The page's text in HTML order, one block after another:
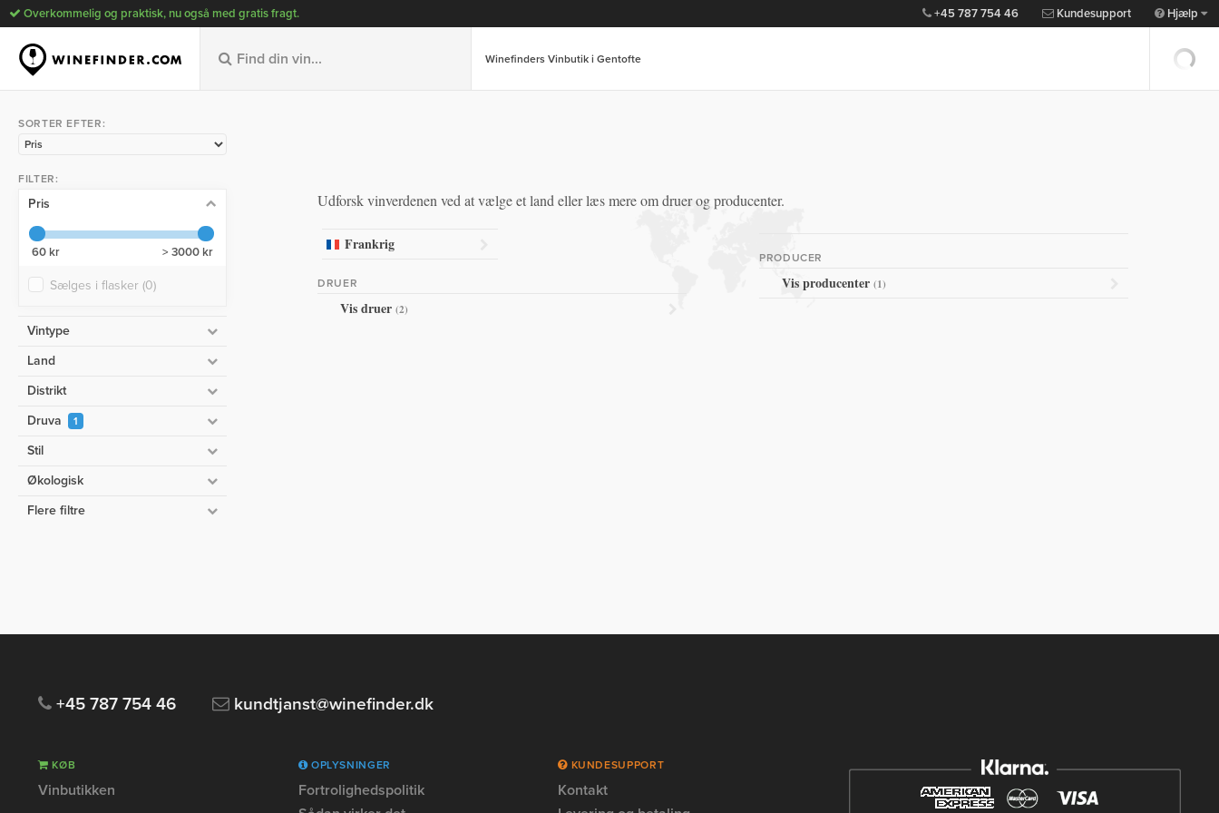
+45 787 754 46 Kundesupport Hjælp
Overkommelig og praktisk, nu også med gratis fragt.
Winefinders Vinbutik i Gentofte
Udforsk vinverdenen ved at vælge et land eller læs mere om druer og producenter.
Frankrig
DRUER
Vis druer (2)
PRODUCER
Vis producenter (1)
SORTER EFTER:
FILTER:
Pris
> 3000 kr
60 kr
Sælges i flasker (0)
Vintype
Land
Distrikt
Druva
1
Stil
Økologisk
Flere filtre
+45 787 754 46 kundtjanst@winefinder.dk
KØB
Vinbutikken
OPLYSNINGER
Fortrolighedspolitik
KUNDESUPPORT
Kontakt